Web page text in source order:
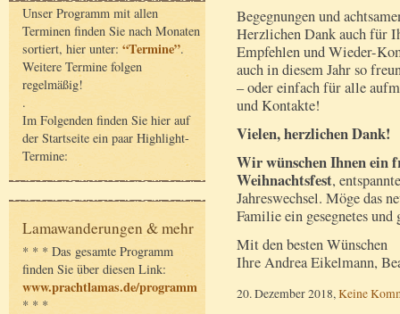
Unser Programm mit allen
Terminen finden Sie nach Monaten
sortiert, hier unter: “Termine”.
Weitere Termine folgen
regelmäßig!
.
Im Folgenden finden Sie hier auf
der Startseite ein paar Highlight-
Termine:
Lamawanderungen & mehr
* * * Das gesamte Programm
finden Sie über diesen Link:
www.prachtlamas.de/programm
* * *
Begegnungen und
Herzlichen Dank auch für
Empfehlen und Wieder-
auch in diesem Jahr so
– oder einfach für alle
und Kontakte!
Vielen, herzlichen Dank!
Wir wünschen Ihnen ein
Weihnachtsfest,
Jahreswechsel. Möge das
Familie ein gesegnetes
Mit den besten Wünschen
Ihre Andrea Eikelmann,
20. Dezember 2018,Keine